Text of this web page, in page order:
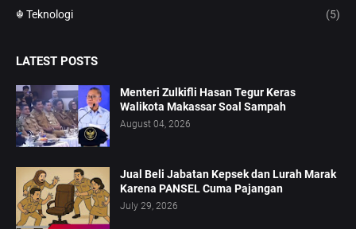
☬ Teknologi (5)
LATEST POSTS
Menteri Zulkifli Hasan Tegur Keras
Walikota Makassar Soal Sampah
August 04, 2026
Jual Beli Jabatan Kepsek dan Lurah Marak
Karena PANSEL Cuma Pajangan
July 29, 2026